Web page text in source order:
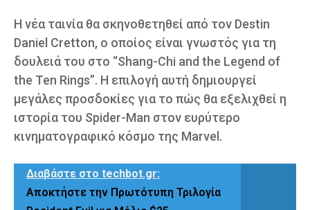
Η νέα ταινία θα σκηνοθετηθεί από τον Destin
Daniel Cretton, ο οποίος είναι γνωστός για τη
δουλειά του στο “Shang-Chi and the Legend of
the Ten Rings”. Η επιλογή αυτή δημιουργεί
μεγάλες προσδοκίες για το πώς θα εξελιχθεί η
ιστορία του Spider-Man στον ευρύτερο
κινηματογραφικό κόσμο της Marvel.
Διαβάστε στο techbot.gr:
Αποκτήστε την Πρωτότυπη Τριλογία